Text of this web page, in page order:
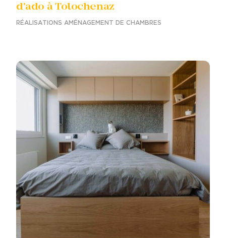
d’ado à Tolochenaz
RÉALISATIONS AMÉNAGEMENT DE CHAMBRES